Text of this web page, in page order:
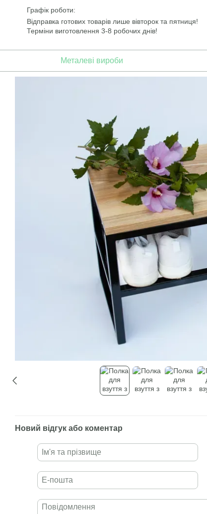
Перейти до основного контенту
Графік роботи:
Відправка готових товарів лише вівторок та пятниця!
Терміни виготовлення 3-8 робочих днів!
Металеві вироби
Новий відгук або коментар